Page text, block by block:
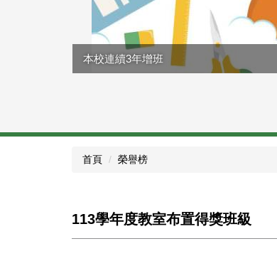
本校連續3年增班
首頁 榮譽榜
113學年度教室布置得獎班級